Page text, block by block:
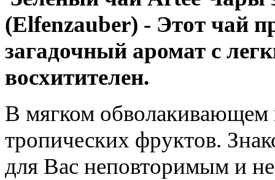
(Elfenzauber) - Этот чай
загадочный аромат с
восхитителен.
В мягком обволакивающем
тропических фруктов.
для Вас неповторимым и